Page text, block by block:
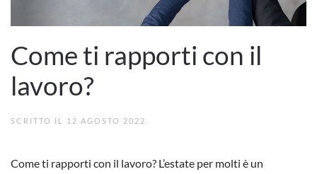
Come ti rapporti con il
lavoro?
SCRITTO IL 12 AGOSTO 2022
Come ti rapporti con il lavoro? L’estate per molti è un